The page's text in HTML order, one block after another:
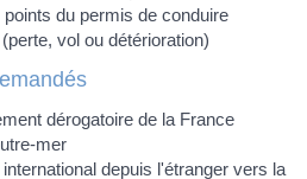
du permis de conduire
vol ou détérioration)
dérogatoire de la France
mer
depuis l'étranger vers la